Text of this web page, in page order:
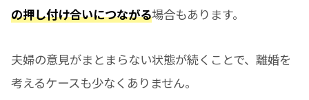
の押し付け合いにつながる場合もあります。
夫婦の意見がまとまらない状態が続くことで、離婚を
考えるケースも少なくありません。